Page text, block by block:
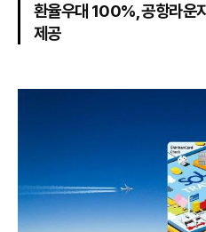
환율우대 100%, 공항라운
제공